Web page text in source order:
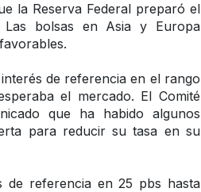
la Reserva Federal preparó el
bolsas en Asia y Europa
de referencia en el rango
el mercado. El Comité
que ha habido algunos
para reducir su tasa en su
de referencia en 25 pbs hasta